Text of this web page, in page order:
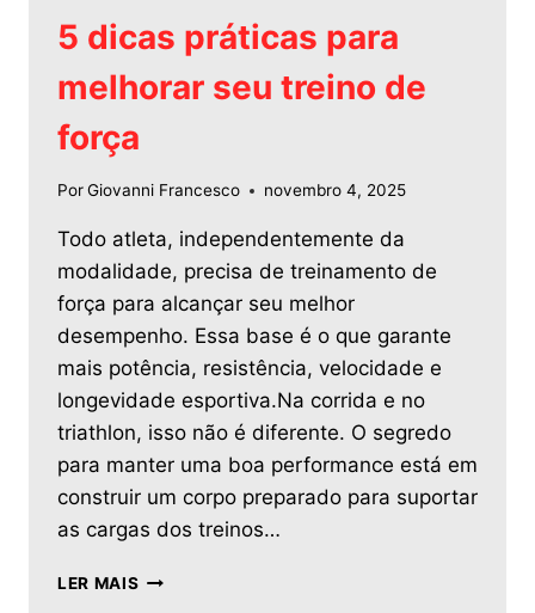
5 dicas práticas para
melhorar seu treino de
força
PorGiovanni Francesco novembro 4, 2025
Todo atleta, independentemente da
modalidade, precisa de treinamento de
força para alcançar seu melhor
desempenho. Essa base é o que garante
mais potência, resistência, velocidade e
longevidade esportiva.Na corrida e no
triathlon, isso não é diferente. O segredo
para manter uma boa performance está em
construir um corpo preparado para suportar
as cargas dos treinos…
LER MAIS